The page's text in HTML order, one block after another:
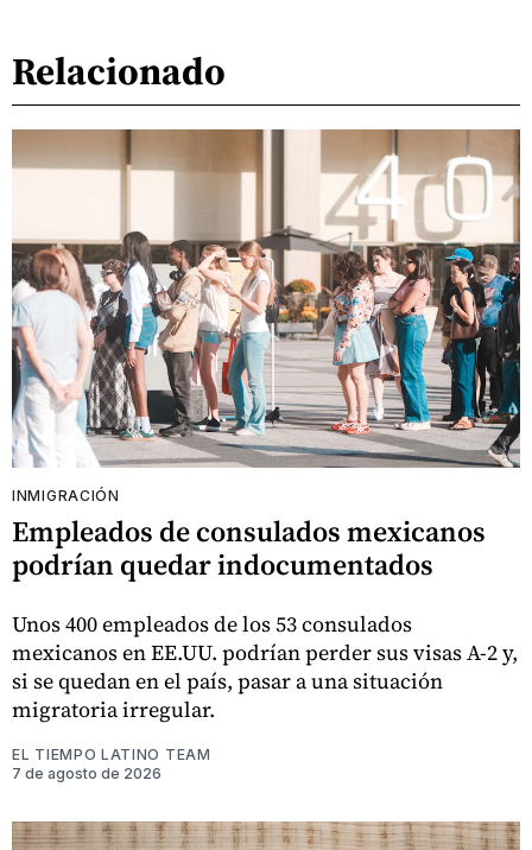
Relacionado
INMIGRACIÓN
Empleados de consulados mexicanos
podrían quedar indocumentados
Unos 400 empleados de los 53 consulados
mexicanos en EE.UU. podrían perder sus visas A-2 y,
si se quedan en el país, pasar a una situación
migratoria irregular.
EL TIEMPO LATINO TEAM
7 de agosto de 2026